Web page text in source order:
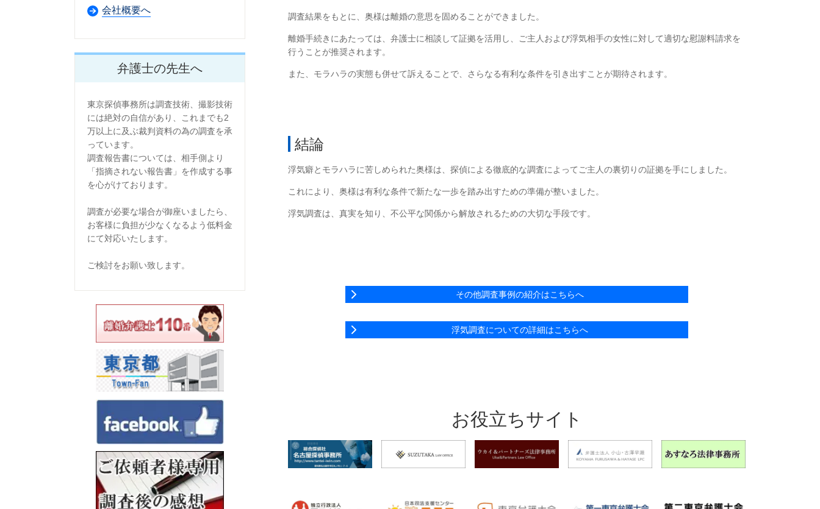
調査結果をもとに、奥様は離婚の意思を固めることができました。
離婚手続きにあたっては、弁護士に相談して証拠を活用し、ご主人および浮気相手の女性に対して適切な慰謝料請求を
行うことが推奨されます。
また、モラハラの実態も併せて訴えることで、さらなる有利な条件を引き出すことが期待されます。
結論
浮気癖とモラハラに苦しめられた奥様は、探偵による徹底的な調査によってご主人の裏切りの証拠を手にしました。
これにより、奥様は有利な条件で新たな一歩を踏み出すための準備が整いました。
浮気調査は、真実を知り、不公平な関係から解放されるための大切な手段です。
その他調査事例の紹介はこちらへ
浮気調査についての詳細はこちらへ
お役立ちサイト
会社概要へ
弁護士の先生へ
東京探偵事務所は調査技術、撮影技術
には絶対の自信があり、
これまでも2
万以上に及ぶ裁判資料の為の調査を承
っています。
調査報告書については、相手側より
「指摘されない報告書」を作成する事
を心がけております。
調査が必要な場合が御座いましたら、
お客様に負担が少なくなるよう低料金
にて対応いたします。
ご検討をお願い致します。